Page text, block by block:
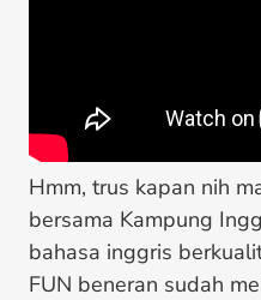
Hmm, trus kapan nih
bersama Kampung
bahasa inggris
FUN beneran sudah